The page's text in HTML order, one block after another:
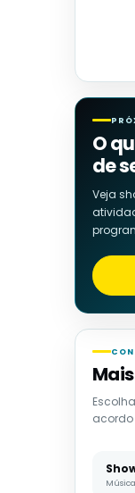
O
de
Veja
acordo